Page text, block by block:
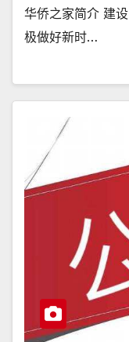
华侨之家简介 建
极做好新时…